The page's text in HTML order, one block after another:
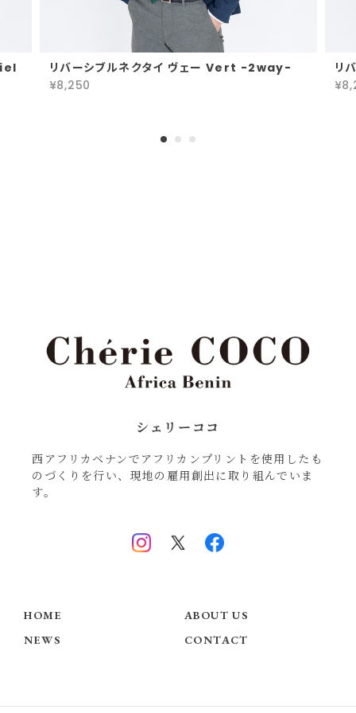
リバーシブルネクタイ ヴェー Vert -2way-
¥8,250
リ
シェリーココ
西アフリカベナンでアフリカンプリントを使用したも
のづくりを行い、現地の雇用創出に取り組んでいま
す。
HOME
ABOUT US
NEWS
CONTACT